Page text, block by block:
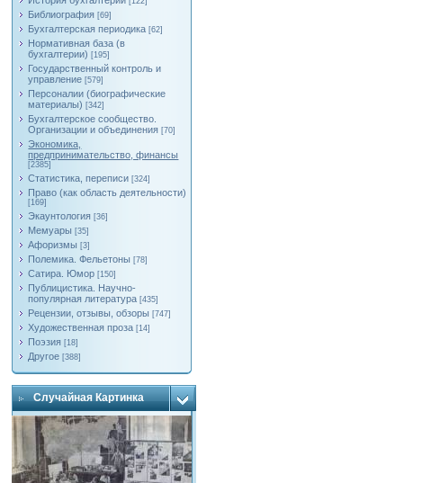
Библиография [69]
Бухгалтерская периодика [62]
Нормативная база (в
бухгалтерии) [195]
Государственный контроль и
управление [579]
Персоналии (биографические
материалы) [342]
Бухгалтерское сообщество.
Организации и объединения [70]
Экономика,
предпринимательство, финансы
[2385]
Статистика, переписи [324]
Право (как область деятельности)
[169]
Экаунтология [36]
Мемуары [35]
Афоризмы [3]
Полемика. Фельетоны [78]
Сатира. Юмор [150]
Публицистика. Научно-
популярная литература [435]
Рецензии, отзывы, обзоры [747]
Художественная проза [14]
Поэзия [18]
Другое [388]
Случайная Картинка